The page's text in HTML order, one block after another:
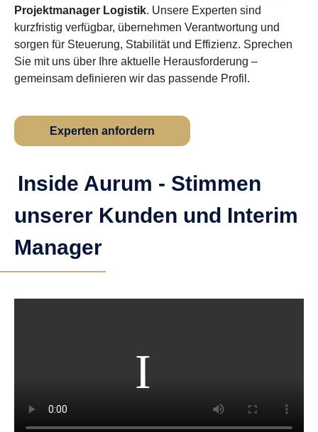
Projektmanager Logistik. Unsere Experten sind
kurzfristig verfügbar, übernehmen Verantwortung und
sorgen für Steuerung, Stabilität und Effizienz. Sprechen
Sie mit uns über Ihre aktuelle Herausforderung –
gemeinsam definieren wir das passende Profil.
Experten anfordern
Inside Aurum - Stimmen
unserer Kunden und Interim
Manager